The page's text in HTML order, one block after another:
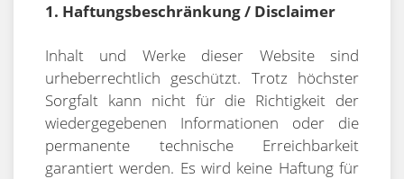
1. Haftungsbeschränkung / Disclaimer
Inhalt und Werke dieser Website sind
urheberrechtlich geschützt. Trotz höchster
Sorgfalt kann nicht für die Richtigkeit der
wiedergegebenen Informationen oder die
permanente technische Erreichbarkeit
garantiert werden. Es wird keine Haftung für